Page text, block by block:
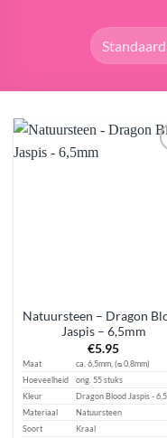
Natuursteen – Dragon
Jaspis – 6,5mm
€5.95
Maat
ca. 6,5mm, (ᴓ 0,8mm)
Hoeveelheid
ong. 55 stuks
Kleur
Dragon Blood Jaspis -
Materiaal
Natuursteen
Soort
Kraal